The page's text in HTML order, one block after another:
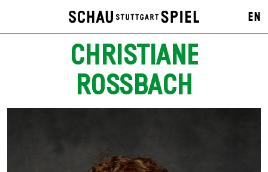
EN
CHRISTIANE
ROSSBACH